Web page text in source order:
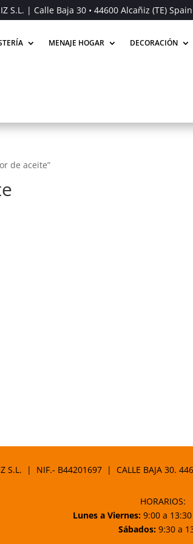
S.L. | Calle Baja 30 • 44600 Alcañiz (TE)
MENAJE HOGAR DECORACIÓN
de aceite”
S.L. | NIF.- B44201697 | CALLE BAJA 30.
HORARIOS:
Lunes a Viernes:9:00 a
Sábados: 9:30 a